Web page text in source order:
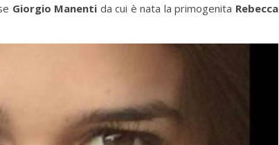
Giorgio Manenti da cui è nata la primogenita Rebecca